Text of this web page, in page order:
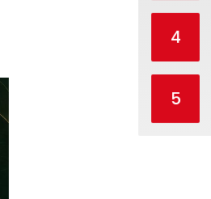
4
5